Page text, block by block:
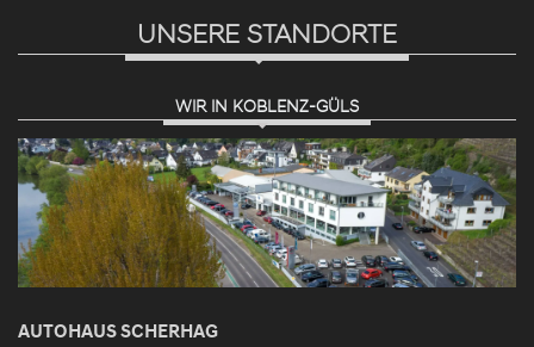
UNSERE STANDORTE
WIR IN KOBLENZ-GÜLS
AUTOHAUS SCHERHAG